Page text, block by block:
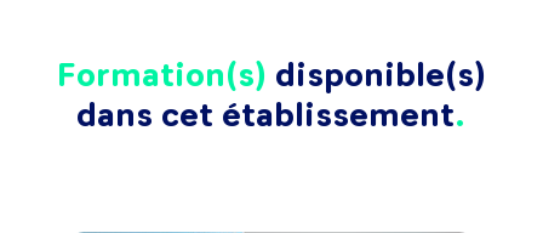
Formation(s) disponible(s)
dans cet établissement